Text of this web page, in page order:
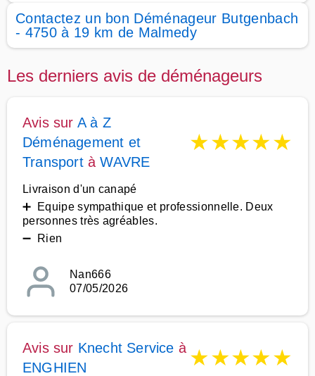
Contactez un bon Déménageur Butgenbach
- 4750 à 19 km de Malmedy
Les derniers avis de déménageurs
Avis sur A à Z
Déménagement et
TransportàWAVRE
★★★★★
Livraison d'un canapé
➕ Equipe sympathique et professionnelle. Deux
personnes très agréables.
➖ Rien
Nan666
07/05/2026
Avis sur Knecht Service à
ENGHIEN
★★★★★